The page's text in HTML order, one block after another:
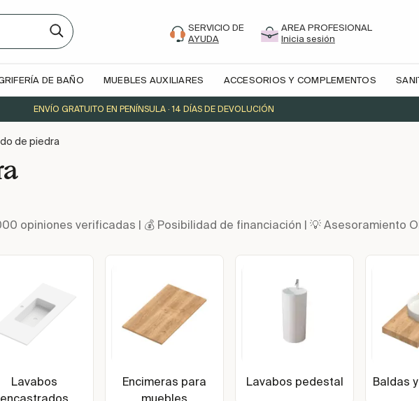
SERVICIO DE
AYUDA
AREA PROFESIONAL
Inicia sesión
DE BAÑO MUEBLES AUXILIARES ACCESORIOS Y COMPLEMENTOS
ENVÍO GRATUITO EN PENÍNSULA · 14 DÍAS DE DEVOLUCIÓN
de piedra
opiniones verificadas | 💰 Posibilidad de financiación | 💡 Asesoramiento
Lavabos
encastrados
Encimeras para
muebles
Lavabos pedestal Baldas